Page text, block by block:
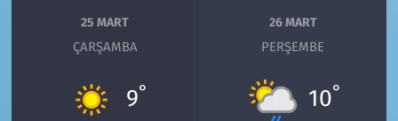
25 MART
ÇARŞAMBA
9°
26 MART
PERŞEMBE
10°